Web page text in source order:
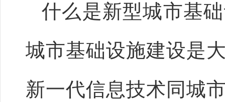
什么是新型城市基
城市基础设施建设是
新一代信息技术同城